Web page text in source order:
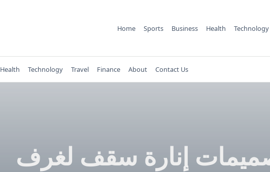
Home Sports Business Health Technology
Health Technology Travel Finance About Contact Us
إنارة سقف لغرف